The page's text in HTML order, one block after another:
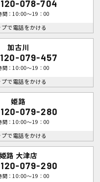
078-704
間：10:00～19：00
プで電話をかける
加古川
079-457
間：10:00～19：00
プで電話をかける
姫路
079-280
間：10:00～19：00
プで電話をかける
姫路 大津店
079-290
間：10:00～19：00